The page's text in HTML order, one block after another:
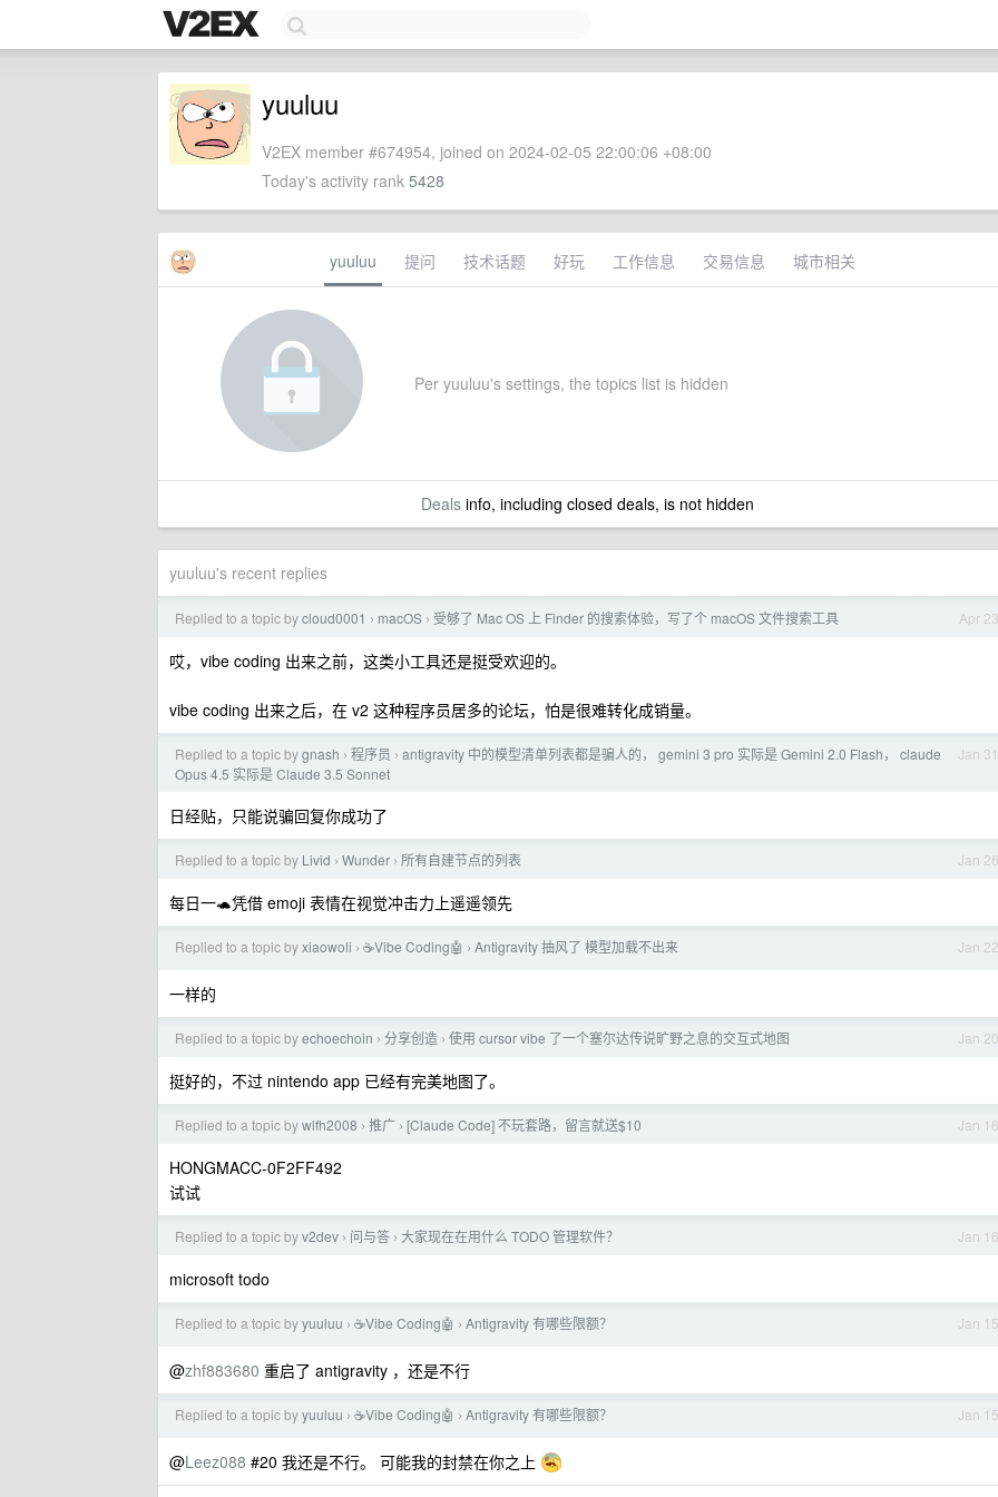
yuuluu
V2EX member #674954, joined on 2024-02-05 22:00:06 +08:00
Today's activity rank 5428
yuuluu 提问 技术话题 好玩 工作信息 交易信息 城市相关
Per yuuluu's settings, the topics list is hidden
Dealsinfo, including closed deals, is not hidden
yuuluu's recent replies
Apr 23
Replied to a topic bycloud0001 › macOS › 受够了 Mac OS 上 Finder 的搜索体验，写了个 macOS 文件搜索工具
哎，vibe coding 出来之前，这类小工具还是挺受欢迎的。
vibe coding 出来之后，在 v2 这种程序员居多的论坛，怕是很难转化成销量。
Jan 31
Replied to a topic bygnash › 程序员 › antigravity 中的模型清单列表都是骗人的， gemini 3 pro 实际是 Gemini 2.0 Flash， claude
Opus 4.5 实际是 Claude 3.5 Sonnet
日经贴，只能说骗回复你成功了
Jan 26
Replied to a topic by Livid › Wunder › 所有自建节点的列表
每日一🐢凭借 emoji 表情在视觉冲击力上遥遥领先
Jan 22
Replied to a topic byxiaowoli › ☕Vibe Coding🤖 › Antigravity 抽风了 模型加载不出来
一样的
Jan 20
Replied to a topic byechoechoin › 分享创造 › 使用 cursor vibe 了一个塞尔达传说旷野之息的交互式地图
挺好的，不过 nintendo app 已经有完美地图了。
Jan 16
Replied to a topic bywlfh2008 › 推广 › [Claude Code] 不玩套路，留言就送$10
HONGMACC-0F2FF492
试试
Jan 16
Replied to a topic byv2dev › 问与答 › 大家现在在用什么 TODO 管理软件？
microsoft todo
Jan 15
Replied to a topic byyuuluu › ☕Vibe Coding🤖 › Antigravity 有哪些限额？
@zhf883680 重启了 antigravity ，还是不行
Jan 15
Replied to a topic byyuuluu › ☕Vibe Coding🤖 › Antigravity 有哪些限额？
@Leez088 #20 我还是不行。 可能我的封禁在你之上